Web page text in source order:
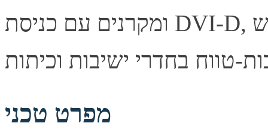
ומקרנים עם כניסת DVI-D, ללא צורך במתאמים. מתאים לשימוש
מפרט טכני